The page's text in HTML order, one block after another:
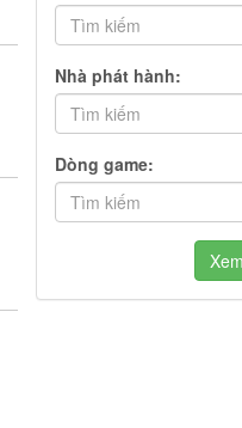
Nhà phát hành:
Dòng game:
Xem